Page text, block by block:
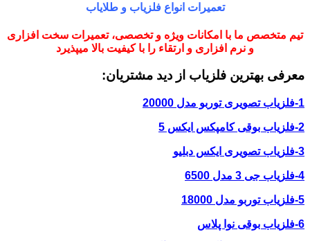
تعمیرات انواع فلزیاب و طلایاب
تیم متخصص ما با امکانات ویژه و تخصصی، تعمیرات سخت افزاری
و نرم افزاری و ارتقاء را با کیفیت بالا میپذیرد
معرفی بهترین فلزیاب از دید مشتریان:
1-فلزیاب تصویری توربو مدل 20000
2-فلزیاب بوقی کامپکس ایکس 5
3-فلزیاب تصویری ایکس دبلیو
4-فلزیاب جی 3 مدل 6500
5-فلزیاب توربو مدل 18000
6-فلزیاب بوقی نوا پلاس